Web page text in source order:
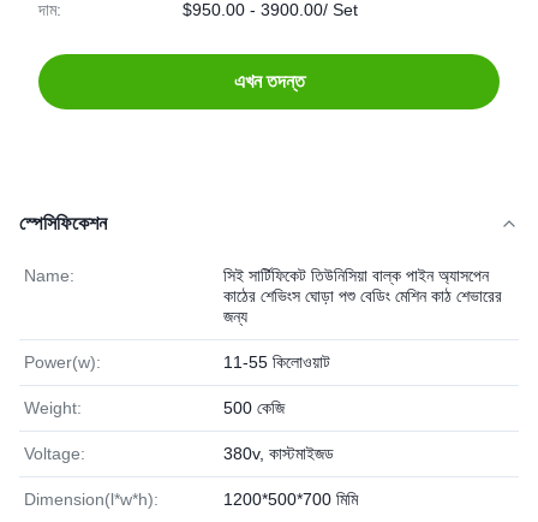
দাম: $950.00 - 3900.00/ Set
এখন তদন্ত
স্পেসিফিকেশন
Name:
সিই সার্টিফিকেট তিউনিসিয়া বাল্ক পাইন অ্যাসপেন
কাঠের শেভিংস ঘোড়া পশু বেডিং মেশিন কাঠ শেভারের
জন্য
Power(w): 11-55 কিলোওয়াট
Weight: 500 কেজি
Voltage: 380v, কাস্টমাইজড
Dimension(l*w*h): 1200*500*700 মিমি